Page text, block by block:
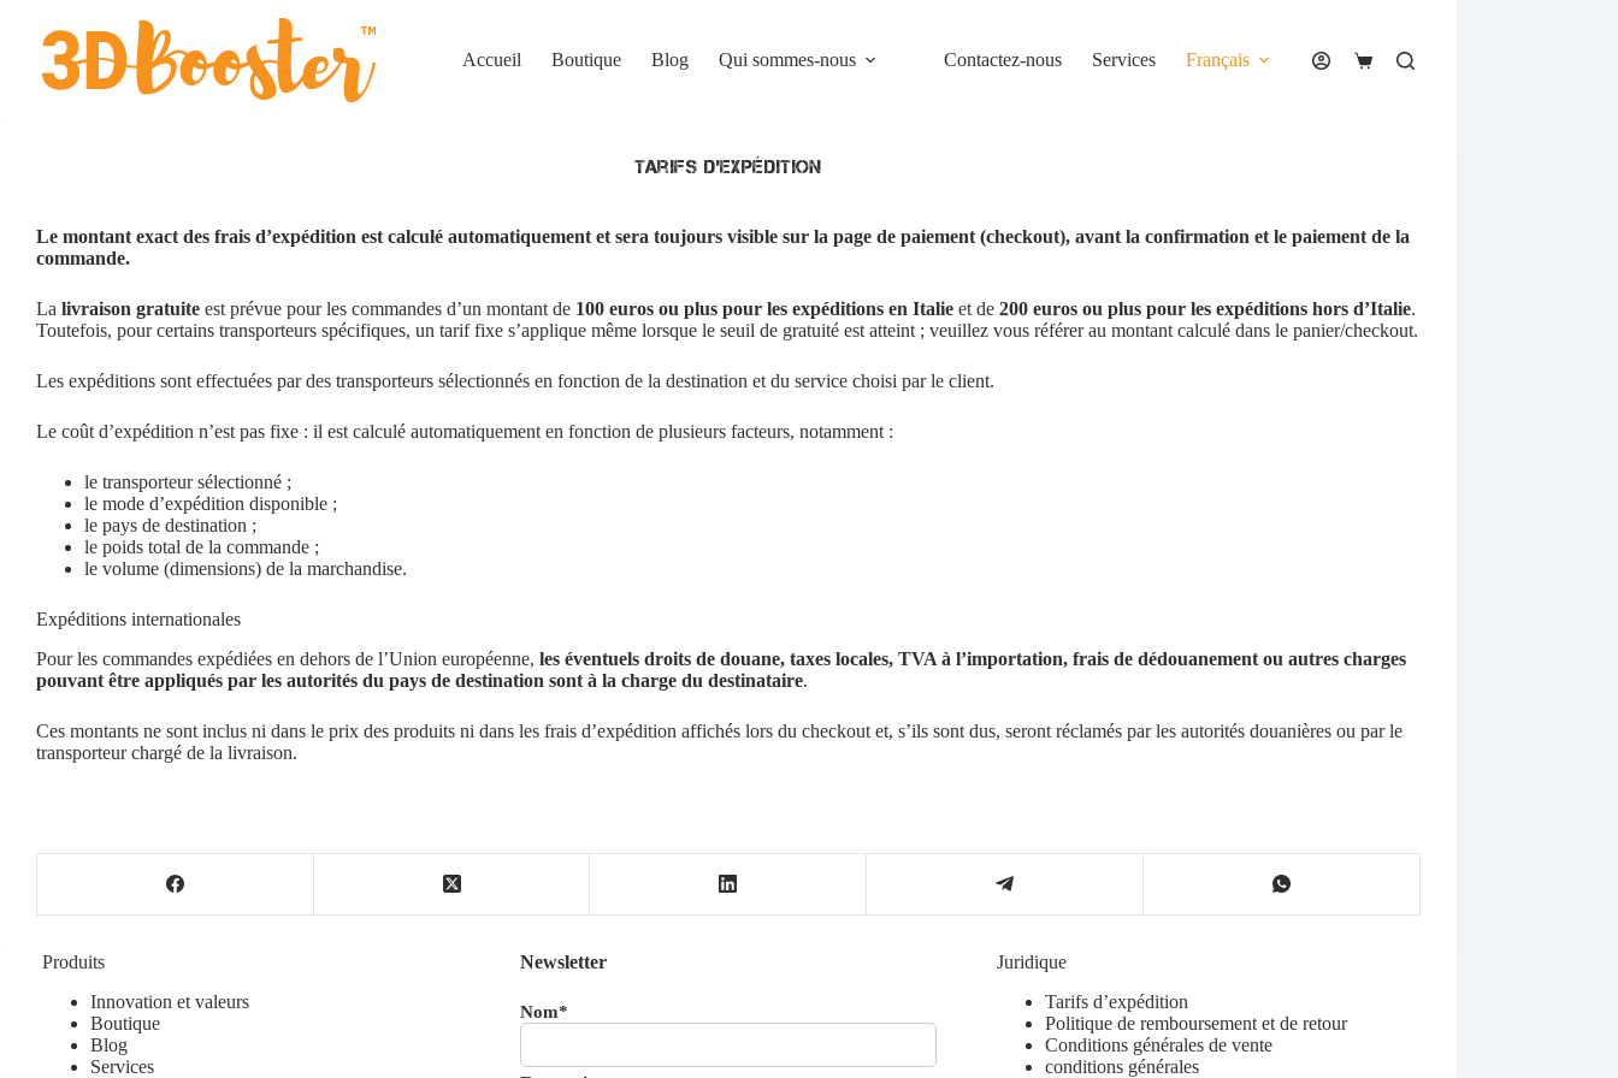
contenu
Accueil Boutique Blog Qui sommes-nous Contactez-nous Services Français
Panier
Tarifs d’expédition
Le montant exact des frais d’expédition est calculé automatiquement et sera toujours visible sur la page de paiement (checkout), avant la confirmation et le paiement de la
commande.
La livraison gratuite est prévue pour les commandes d’un montant de 100 euros ou plus pour les expéditions en Italie et de 200 euros ou plus pour les expéditions hors d’Italie.
Toutefois, pour certains transporteurs spécifiques, un tarif fixe s’applique même lorsque le seuil de gratuité est atteint ; veuillez vous référer au montant calculé dans le panier/checkout.
Les expéditions sont effectuées par des transporteurs sélectionnés en fonction de la destination et du service choisi par le client.
Le coût d’expédition n’est pas fixe : il est calculé automatiquement en fonction de plusieurs facteurs, notamment :
le transporteur sélectionné ;
le mode d’expédition disponible ;
le pays de destination ;
le poids total de la commande ;
le volume (dimensions) de la marchandise.
Expéditions internationales
Pour les commandes expédiées en dehors de l’Union européenne, les éventuels droits de douane, taxes locales, TVA à l’importation, frais de dédouanement ou autres charges
pouvant être appliqués par les autorités du pays de destination sont à la charge du destinataire.
Ces montants ne sont inclus ni dans le prix des produits ni dans les frais d’expédition affichés lors du checkout et, s’ils sont dus, seront réclamés par les autorités douanières ou par le
transporteur chargé de la livraison.
Produits
Innovation et valeurs
Boutique
Blog
Services
Newsletter
Nom*
Juridique
Tarifs d’expédition
Politique de remboursement et de retour
Conditions générales de vente
conditions générales